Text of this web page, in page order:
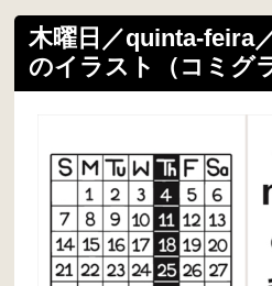
木曜日／quinta-feira
のイラスト（コミグ